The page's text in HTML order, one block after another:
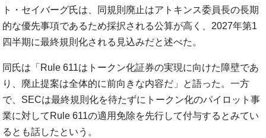
ト・セイバーグ氏は、同規則廃止はアトキンス委員長の長期
的な優先事項であるため採択される公算が高く、2027年第1
四半期に最終規則化される見込みだと述べた。
同氏は「Rule 611はトークン化証券の実現に向けた障壁であ
り、廃止提案は全体的に前向きな内容だ」と語った。一方
で、SECは最終規則化を待たずにトークン化のパイロット事
業に対してRule 611の適用免除を先行して付与するとみてい
るとも話したという。